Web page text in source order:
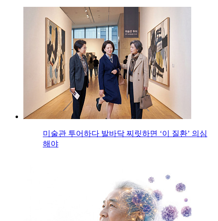
미술관 투어하다 발바닥 찌릿하면 ‘이 질환’ 의심
해야